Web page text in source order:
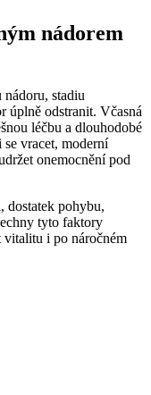
nádorem
stadiu
úplně odstranit. Včasná
léčbu a dlouhodobé
vracet, moderní
onemocnění pod
dostatek pohybu,
tyto faktory
vitalitu i po náročném